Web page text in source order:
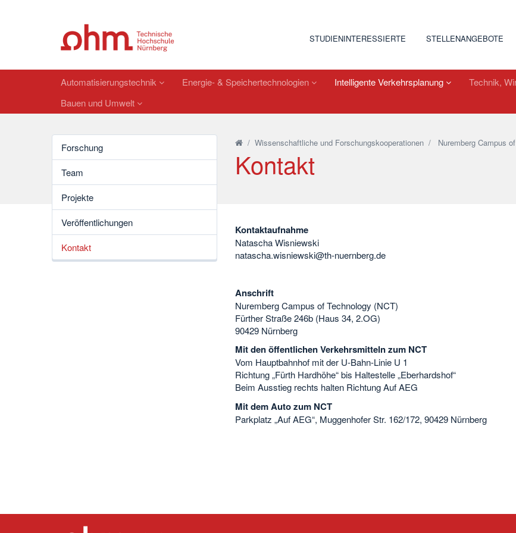
STUDIENINTERESSIERTE STELLENANGEBOTE
Automatisierungstechnik Energie- & Speichertechnologien Intelligente Verkehrsplanung Technik,
Bauen und Umwelt
Forschung
Team
Projekte
Veröffentlichungen
Kontakt
/ Wissenschaftliche und Forschungskooperationen/ Nuremberg Campus
Kontakt
Kontaktaufnahme
Natascha Wisniewski
natascha.wisniewski@th-nuernberg.de
Anschrift
Nuremberg Campus of Technology (NCT)
Fürther Straße 246b (Haus 34, 2.OG)
90429 Nürnberg
Mit den öffentlichen Verkehrsmitteln zum NCT
Vom Hauptbahnhof mit der U-Bahn-Linie U 1
Richtung „Fürth Hardhöhe“ bis Haltestelle „Eberhardshof“
Beim Ausstieg rechts halten Richtung Auf AEG
Mit dem Auto zum NCT
Parkplatz „Auf AEG“, Muggenhofer Str. 162/172, 90429 Nürnberg